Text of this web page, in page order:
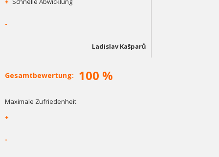
-
Ladislav Kašparů
Gesamtbewertung: 100 %
Maximale Zufriedenheit
+
-